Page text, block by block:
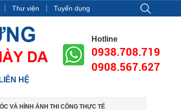
nhà Vincom Center Đồng Khởi, Số 72 Lê Thánh Tôn,
Thư viện Tuyển dụng
LIÊN HỆ
Hotline
0938.708.719
0908.567.627
VÀ HÌNH ẢNH THI CÔNG THỰC TẾ